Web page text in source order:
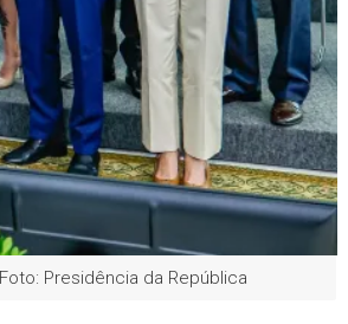
Presidência da República